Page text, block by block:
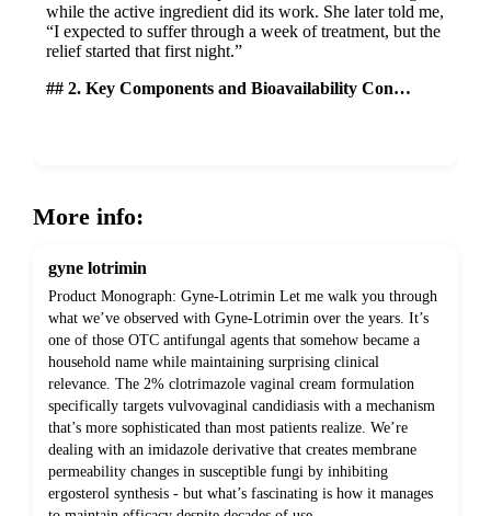
while the active ingredient did its work. She later told me,
“I expected to suffer through a week of treatment, but the
relief started that first night.”
## 2. Key Components and Bioavailability Con…
More info:
gyne lotrimin
Product Monograph: Gyne-Lotrimin Let me walk you through
what we’ve observed with Gyne-Lotrimin over the years. It’s
one of those OTC antifungal agents that somehow became a
household name while maintaining surprising clinical
relevance. The 2% clotrimazole vaginal cream formulation
specifically targets vulvovaginal candidiasis with a mechanism
that’s more sophisticated than most patients realize. We’re
dealing with an imidazole derivative that creates membrane
permeability changes in susceptible fungi by inhibiting
ergosterol synthesis - but what’s fascinating is how it manages